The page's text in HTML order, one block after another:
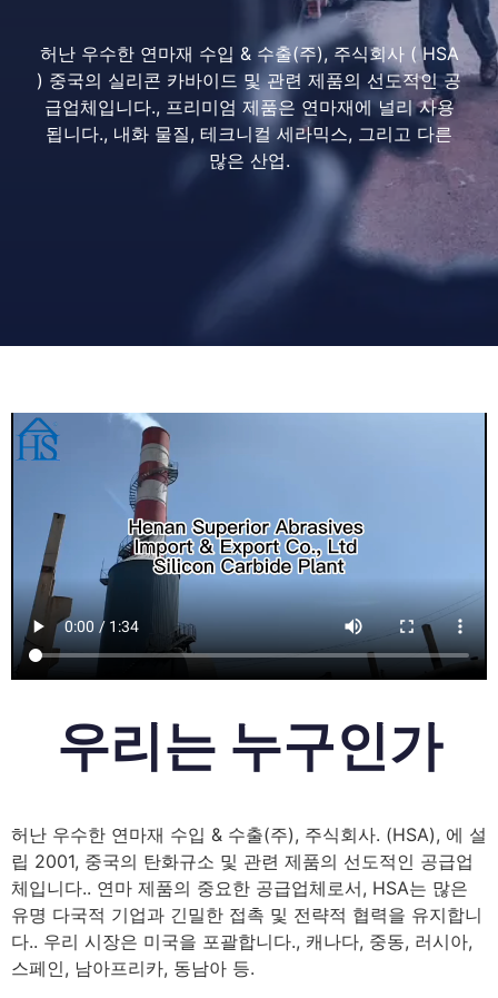
허난 우수한 연마재 수입 & 수출(주), 주식회사 ( HSA
) 중국의 실리콘 카바이드 및 관련 제품의 선도적인 공
급업체입니다., 프리미엄 제품은 연마재에 널리 사용
됩니다., 내화 물질, 테크니컬 세라믹스, 그리고 다른
많은 산업.
우리는 누구인가
허난 우수한 연마재 수입 & 수출(주), 주식회사. (HSA), 에 설
립 2001, 중국의 탄화규소 및 관련 제품의 선도적인 공급업
체입니다.. 연마 제품의 중요한 공급업체로서, HSA는 많은
유명 다국적 기업과 긴밀한 접촉 및 전략적 협력을 유지합니
다.. 우리 시장은 미국을 포괄합니다., 캐나다, 중동, 러시아,
스페인, 남아프리카, 동남아 등.